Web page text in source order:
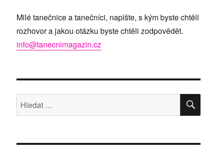
Milé tanečnice a tanečníci, napište, s kým byste chtěli
rozhovor a jakou otázku byste chtěli zodpovědět.
info@tanecnimagazin.cz
Hledat: